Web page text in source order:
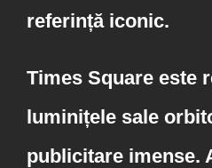
referință iconic.
Times Square este
luminițele sale
publicitare imense.